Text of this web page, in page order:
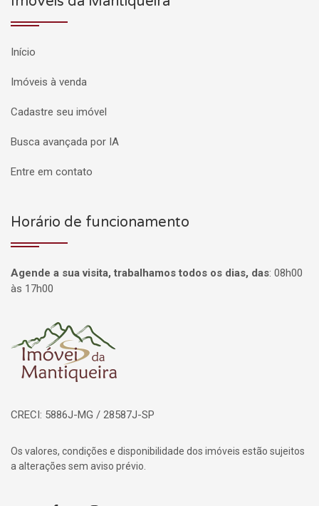
Início
Imóveis à venda
Cadastre seu imóvel
Busca avançada por IA
Entre em contato
Horário de funcionamento
Agende a sua visita, trabalhamos todos os dias, das: 08h00
às 17h00
Página inicial
CRECI: 5886J-MG / 28587J-SP
Os valores, condições e disponibilidade dos imóveis estão sujeitos
a alterações sem aviso prévio.